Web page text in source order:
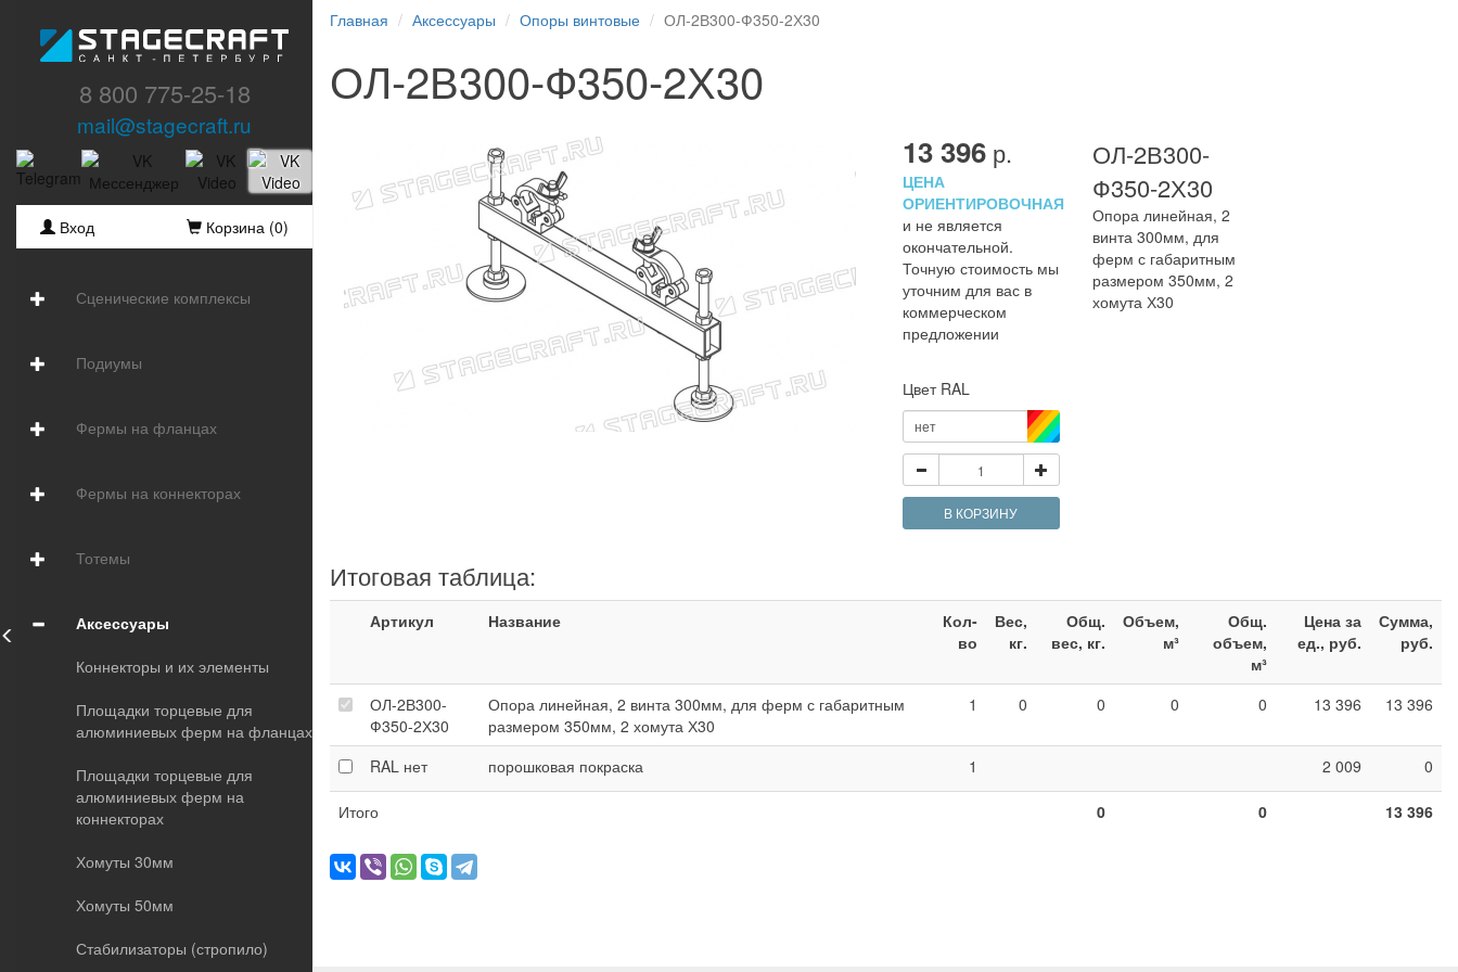
8 800 775-25-18
mail@stagecraft.ru
Вход Корзина (0)
Сценические комплексы
Подиумы
Фермы на фланцах
Фермы на коннекторах
Тотемы
Аксессуары
Коннекторы и их элементы
Площадки торцевые для
алюминиевых ферм на фланцах
Площадки торцевые для
алюминиевых ферм на
коннекторах
Хомуты 30мм
Хомуты 50мм
Стабилизаторы (стропило)
Главная Аксессуары Опоры винтовые ОЛ-2В300-Ф350-2Х30
ОЛ-2В300-Ф350-2Х30
13 396 р.
ЦЕНА
ОРИЕНТИРОВОЧНАЯ
и не является
окончательной.
Точную стоимость мы
уточним для вас в
коммерческом
предложении
Цвет RAL
нет
ОЛ-2В300-
Ф350-2Х30
Опора линейная, 2
винта 300мм, для
ферм с габаритным
размером 350мм, 2
хомута Х30
В КОРЗИНУ
Итоговая таблица:
Артикул Название
Кол-
во
Вес,
кг.
Общ.
вес, кг.
Объем,
м³
Общ.
объем,
м³
Цена за
ед., руб.
Сумма,
руб.
ОЛ-2В300-
Ф350-2Х30
Опора линейная, 2 винта 300мм, для ферм с габаритным
размером 350мм, 2 хомута Х30
1 0 0 0 0 13 396 13 396
RAL нет порошковая покраска 1 2 009 0
Итого 0 0 13 396